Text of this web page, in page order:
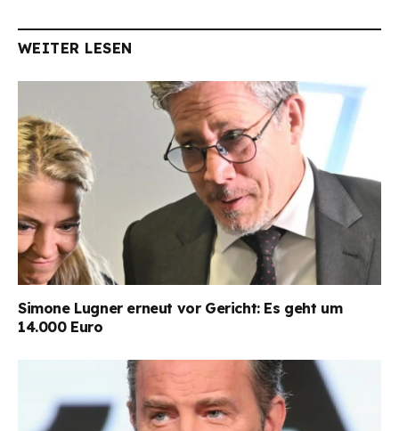
WEITER LESEN
Simone Lugner erneut vor Gericht: Es geht um
14.000 Euro